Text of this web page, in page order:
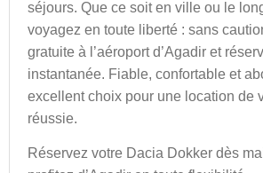
séjours. Que ce soit en ville ou le
voyagez en toute liberté : sans
gratuite à l’aéroport d’Agadir et
instantanée. Fiable, confortable et
excellent choix pour une location de
réussie.
Réservez votre Dacia Dokker dès